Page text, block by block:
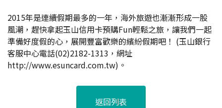
2015年是連續假期最多的一年，海外旅遊也漸漸形成一股
風潮，趕快拿起玉山信用卡預購Fun輕鬆之旅，讓我們一起
準備好度假的心，展開豐富歡樂的繽紛假期吧！ (玉山銀行
客服中心電話(02)2182-1313，網址
http://www.esuncard.com.tw)。
返回列表